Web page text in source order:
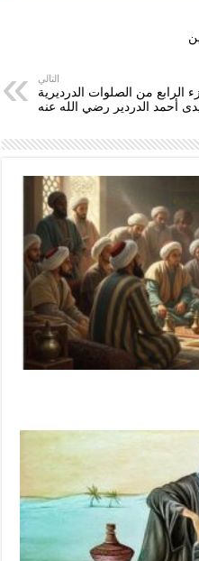
التالي
الرابع من الصلوات الدرديرية
أحمد الدردير رضي الله عنه